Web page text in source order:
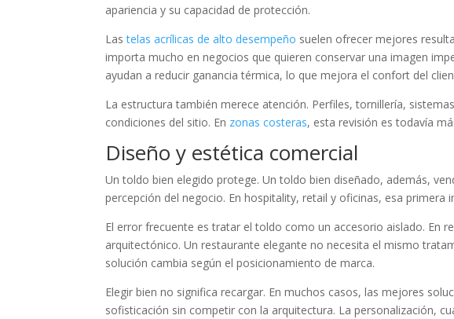
apariencia y su capacidad de protección.
Lastelas acrílicas de alto desempeño suelen ofrecer mejores
importa mucho en negocios que quieren conservar una imagen
ayudan a reducir ganancia térmica, lo que mejora el confort del
La estructura también merece atención. Perfiles, tornillería,
condiciones del sitio. En zonas costeras, esta revisión es todavía
Diseño y estética comercial
Un toldo bien elegido protege. Un toldo bien diseñado, además,
percepción del negocio. En hospitality, retail y oficinas, esa primera
El error frecuente es tratar el toldo como un accesorio aislado. En
arquitectónico. Un restaurante elegante no necesita el mismo
solución cambia según el posicionamiento de marca.
Elegir bien no significa recargar. En muchos casos, las mejores
sofisticación sin competir con la arquitectura. La personalización,